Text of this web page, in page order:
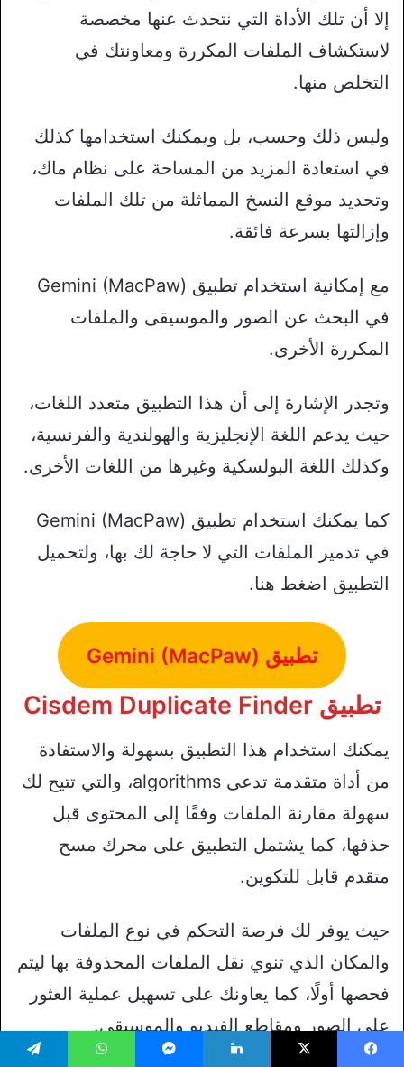
إلا أن تلك الأداة التي نتحدث عنها مخصصة
لاستكشاف الملفات المكررة ومعاونتك في
التخلص منها.
وليس ذلك وحسب، بل ويمكنك استخدامها كذلك
في استعادة المزيد من المساحة على نظام ماك،
وتحديد موقع النسخ المماثلة من تلك الملفات
وإزالتها بسرعة فائقة.
مع إمكانية استخدام تطبيق Gemini (MacPaw)
في البحث عن الصور والموسيقى والملفات
المكررة الأخرى.
وتجدر الإشارة إلى أن هذا التطبيق متعدد اللغات،
حيث يدعم اللغة الإنجليزية والهولندية والفرنسية،
وكذلك اللغة البولسكية وغيرها من اللغات الأخرى.
كما يمكنك استخدام تطبيق Gemini (MacPaw)
في تدمير الملفات التي لا حاجة لك بها، ولتحميل
التطبيق اضغط هنا.
تطبيق Gemini (MacPaw)
تطبيق Cisdem Duplicate Finder
يمكنك استخدام هذا التطبيق بسهولة والاستفادة
من أداة متقدمة تدعى algorithms، والتي تتيح لك
سهولة مقارنة الملفات وفقًا إلى المحتوى قبل
حذفها، كما يشتمل التطبيق على محرك مسح
متقدم قابل للتكوين.
حيث يوفر لك فرصة التحكم في نوع الملفات
والمكان الذي تنوي نقل الملفات المحذوفة بها ليتم
فحصها أولًا، كما يعاونك على تسهيل عملية العثور
على الصور ومقاطع الفيديو والموسيقى.